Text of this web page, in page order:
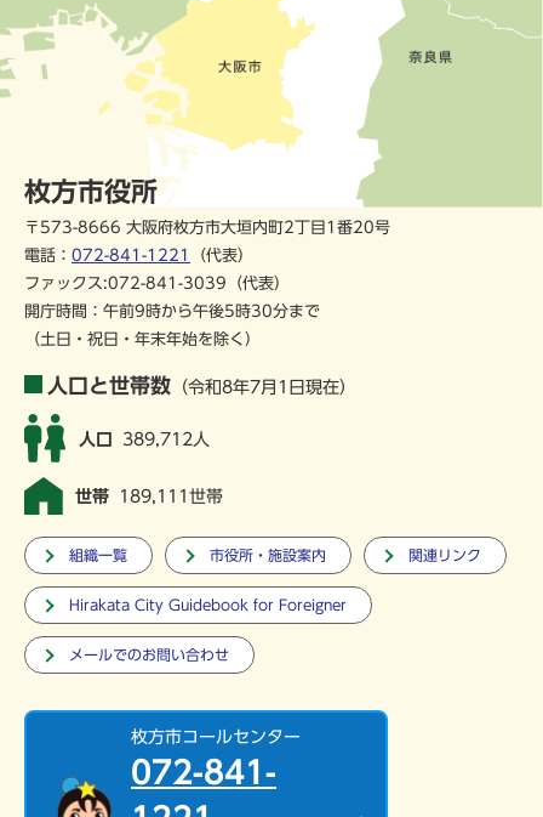
枚方市役所
〒573-8666 大阪府枚方市大垣内町2丁目1番20号
電話： 072-841-1221
（代表）
ファックス:072-841-3039（代表）
開庁時間：午前9時から午後5時30分まで
（土日・祝日・年末年始を除く）
人口と世帯数 （令和8年7月1日現在）
人口 389,712人
世帯 189,111世帯
組織一覧 市役所・施設案内 関連リンク
Hirakata City Guidebook for Foreigner
メールでのお問い合わせ
枚方市コールセンター
072-841-